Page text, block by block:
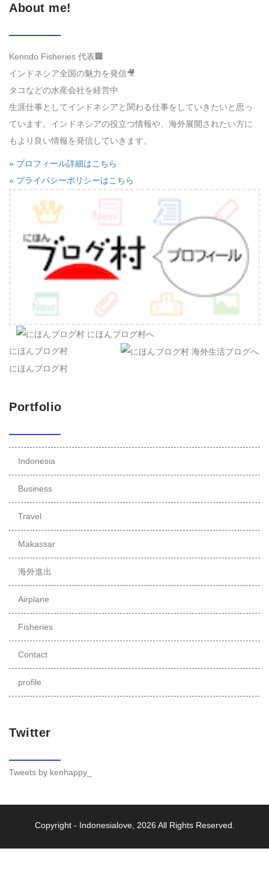
About me!
Kenndo Fisheries 代表🏢
インドネシア全国の魅力を発信🎥
タコなどの水産会社を経営中
生涯仕事としてインドネシアと関わる仕事をしていきたいと思っ
ています。インドネシアの役立つ情報や、海外展開されたい方に
もより良い情報を発信していきます。
» プロフィール詳細はこちら
» プライバシーポリシーはこちら
にほんブログ村
にほんブログ村
Portfolio
Indonesia
Business
Travel
Makassar
海外進出
Airplane
Fisheries
Contact
profile
Twitter
Tweets by kenhappy_
Copyright - Indonesialove, 2026 All Rights Reserved.